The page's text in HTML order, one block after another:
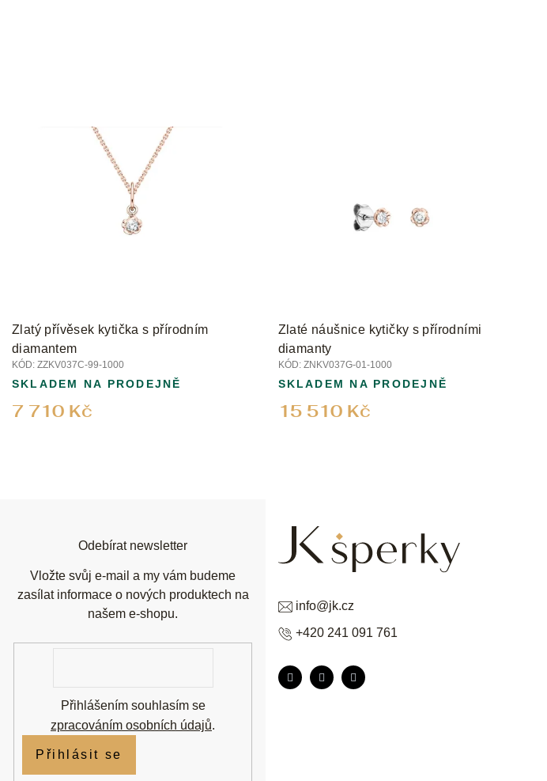
Zlatý přívěsek kytička s přírodním
diamantem
KÓD: ZZKV037C-99-1000
7 710 Kč
SKLADEM NA PRODEJNĚ
Zlaté náušnice kytičky s přírodními
diamanty
KÓD: ZNKV037G-01-1000
15 510 Kč
SKLADEM NA PRODEJNĚ
info@jk.cz
+420 241 091 761
Odebírat newsletter
Vložte svůj e-mail a my vám budeme
zasílat informace o nových produktech na
našem e-shopu.
Přihlášením souhlasím se
zpracováním osobních údajů.
Přihlásit se